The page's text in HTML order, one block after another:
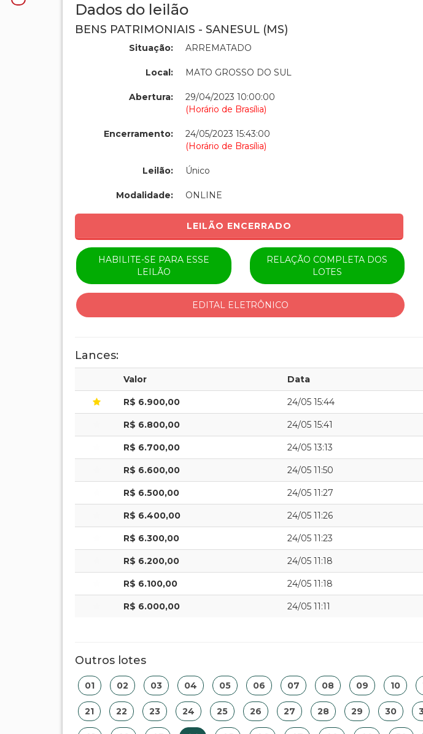
Dados do leilão
BENS PATRIMONIAIS - SANESUL (MS)
Situação: ARREMATADO
Local: MATO GROSSO DO SUL
Abertura:
29/04/2023 10:00:00
(Horário de Brasília)
Encerramento:
24/05/2023 15:43:00
(Horário de Brasília)
Leilão: Único
Modalidade: ONLINE
LEILÃO ENCERRADO
HABILITE-SE PARA ESSE
LEILÃO
RELAÇÃO COMPLETA DOS
LOTES
EDITAL ELETRÔNICO
Lances:
Valor Data
R$ 6.900,00 24/05 15:44
R$ 6.800,00 24/05 15:41
R$ 6.700,00 24/05 13:13
R$ 6.600,00 24/05 11:50
R$ 6.500,00 24/05 11:27
R$ 6.400,00 24/05 11:26
R$ 6.300,00 24/05 11:23
R$ 6.200,00 24/05 11:18
R$ 6.100,00 24/05 11:18
R$ 6.000,00 24/05 11:11
Outros lotes
01 02 03 04 05 06 07 08 09 10
21 22 23 24 25 26 27 28 29 30